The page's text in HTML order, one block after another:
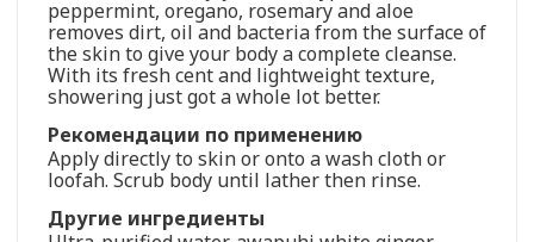
peppermint, oregano, rosemary and aloe
removes dirt, oil and bacteria from the surface of
the skin to give your body a complete cleanse.
With its fresh cent and lightweight texture,
showering just got a whole lot better.
Рекомендации по применению
Apply directly to skin or onto a wash cloth or
loofah. Scrub body until lather then rinse.
Другие ингредиенты